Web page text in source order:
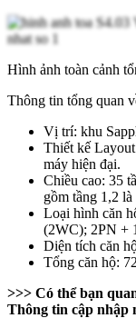
Hình ảnh toàn cảnh
Thông tin tổng quan
Vị trí: khu
Thiết kế
máy hiện đại.
Chiều cao: 35
gồm tầng 1,2
Loại hình căn
(2WC); 2PN +
Diện tích căn
Tổng căn hộ:
>>> Có thể bạn
Thông tin cập nhập